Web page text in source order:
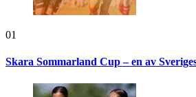
01
Skara Sommarland Cup – en av